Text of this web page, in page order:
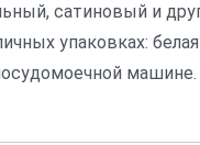
сатиновый и
упаковках:
машине.